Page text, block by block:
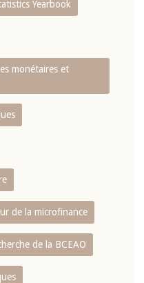
Yearbook
monétaires et
de la microfinance
de la BCEAO